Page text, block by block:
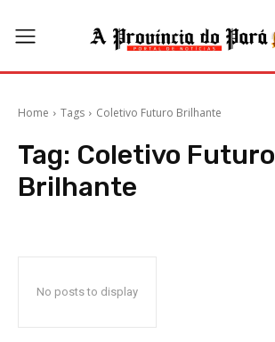
Home Tags Coletivo Futuro Brilhante
Tag: Coletivo Futuro
Brilhante
No posts to display